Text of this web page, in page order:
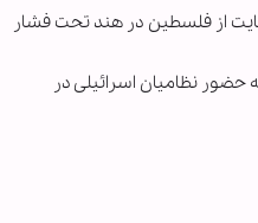
از فلسطین در هند تحت فشار
نظامیان اسرائیلی در